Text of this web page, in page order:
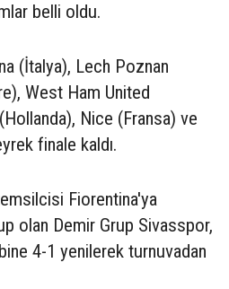
belli oldu.
(İtalya), Lech Poznan
West Ham United
Nice (Fransa) ve
finale kaldı.
Fiorentina'ya
olan Demir Grup Sivasspor,
4-1 yenilerek turnuvadan